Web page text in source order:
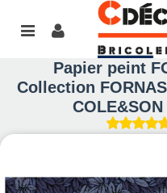
Papier peint
Collection